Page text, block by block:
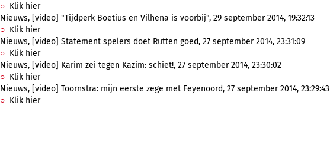
Klik hier
Nieuws, [video] "Tijdperk Boetius en Vilhena is voorbij", 29 september 2014, 19:32:13
Klik hier
Nieuws, [video] Statement spelers doet Rutten goed, 27 september 2014, 23:31:09
Klik hier
Nieuws, [video] Karim zei tegen Kazim: schiet!, 27 september 2014, 23:30:02
Klik hier
Nieuws, [video] Toornstra: mijn eerste zege met Feyenoord, 27 september 2014, 23:29:43
Klik hier